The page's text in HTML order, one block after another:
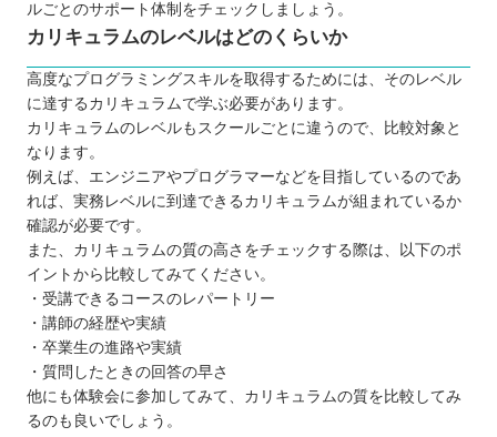
ルごとのサポート体制をチェックしましょう。
カリキュラムのレベルはどのくらいか
高度なプログラミングスキルを取得するためには、そのレベル
に達するカリキュラムで学ぶ必要があります。
カリキュラムのレベルもスクールごとに違うので、比較対象と
なります。
例えば、エンジニアやプログラマーなどを目指しているのであ
れば、実務レベルに到達できるカリキュラムが組まれているか
確認が必要です。
また、カリキュラムの質の高さをチェックする際は、以下のポ
イントから比較してみてください。
・受講できるコースのレパートリー
・講師の経歴や実績
・卒業生の進路や実績
・質問したときの回答の早さ
他にも体験会に参加してみて、カリキュラムの質を比較してみ
るのも良いでしょう。